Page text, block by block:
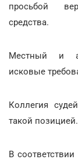
просьбой
средства.
Местный и
исковые
Коллегия
такой позицией.
В